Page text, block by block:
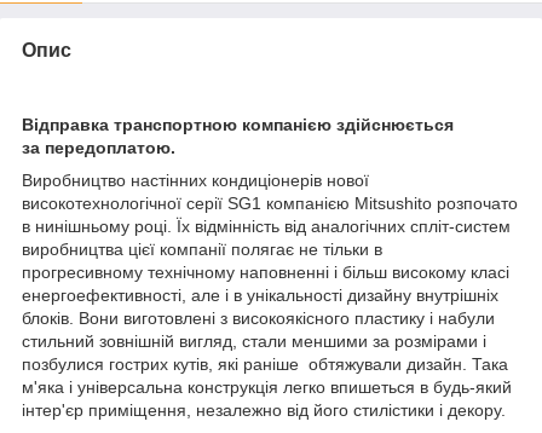
Опис
Відправка транспортною компанією здійснюється
за передоплатою.
Виробництво настінних кондиціонерів нової
високотехнологічної серії SG1 компанією Mitsushito розпочато
в нинішньому році. Їх відмінність від аналогічних спліт-систем
виробництва цієї компанії полягає не тільки в
прогресивному технічному наповненні і більш високому класі
енергоефективності, але і в унікальності дизайну внутрішніх
блоків. Вони виготовлені з високоякісного пластику і набули
стильний зовнішній вигляд, стали меншими за розмірами і
позбулися гострих кутів, які раніше обтяжували дизайн. Така
м'яка і універсальна конструкція легко впишеться в будь-який
інтер'єр приміщення, незалежно від його стилістики і декору.